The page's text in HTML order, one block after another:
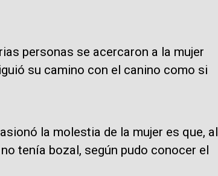
personas se acercaron a la mujer
su camino con el canino como si
la molestia de la mujer es que, al
tenía bozal, según pudo conocer el